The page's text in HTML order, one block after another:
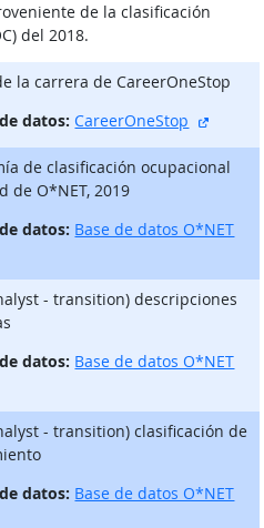
de la clasificación
del 2018.
la carrera de CareerOneStop
datos: CareerOneStop
de clasificación ocupacional
de O*NET, 2019
datos: Base de datos O*NET
- transition) descripciones
datos: Base de datos O*NET
- transition) clasificación de
datos: Base de datos O*NET